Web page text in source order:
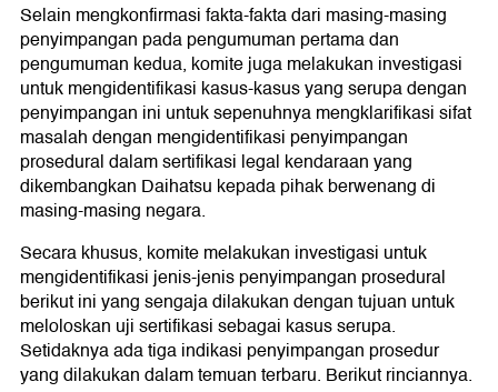
Selain mengkonfirmasi fakta-fakta dari masing-masing
penyimpangan pada pengumuman pertama dan
pengumuman kedua, komite juga melakukan investigasi
untuk mengidentifikasi kasus-kasus yang serupa dengan
penyimpangan ini untuk sepenuhnya mengklarifikasi sifat
masalah dengan mengidentifikasi penyimpangan
prosedural dalam sertifikasi legal kendaraan yang
dikembangkan Daihatsu kepada pihak berwenang di
masing-masing negara.
Secara khusus, komite melakukan investigasi untuk
mengidentifikasi jenis-jenis penyimpangan prosedural
berikut ini yang sengaja dilakukan dengan tujuan untuk
meloloskan uji sertifikasi sebagai kasus serupa.
Setidaknya ada tiga indikasi penyimpangan prosedur
yang dilakukan dalam temuan terbaru. Berikut rinciannya.